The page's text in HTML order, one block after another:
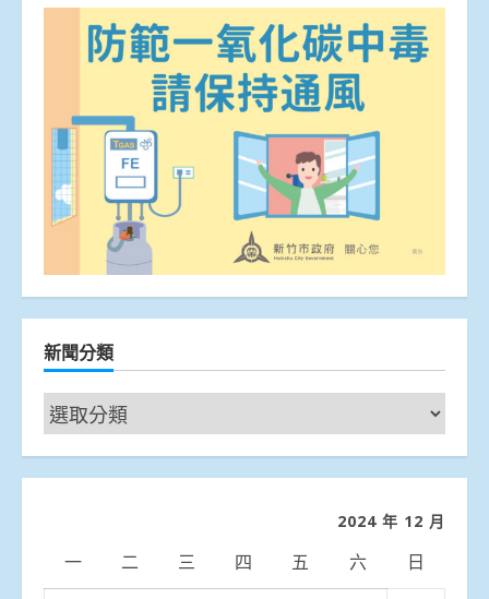
新聞分類
新
聞
分
2024 年 12 月
一 二 三 四 五 六 日